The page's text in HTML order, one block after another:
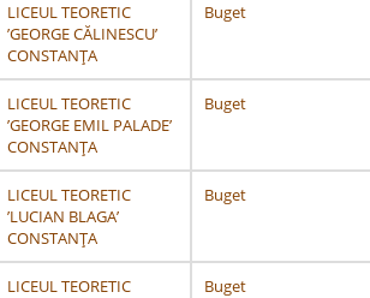
LICEUL TEORETIC
’GEORGE CĂLINESCU’
CONSTANŢA
Buget
LICEUL TEORETIC
’GEORGE EMIL PALADE’
CONSTANŢA
Buget
LICEUL TEORETIC
’LUCIAN BLAGA’
CONSTANŢA
Buget
LICEUL TEORETIC
Buget